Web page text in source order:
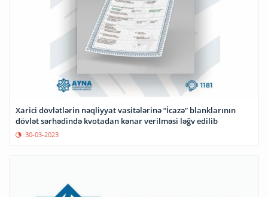
Xarici dövlətlərin nəqliyyat vasitələrinə “İcazə” blanklarının
dövlət sərhədində kvotadan kənar verilməsi ləğv edilib
30-03-2023